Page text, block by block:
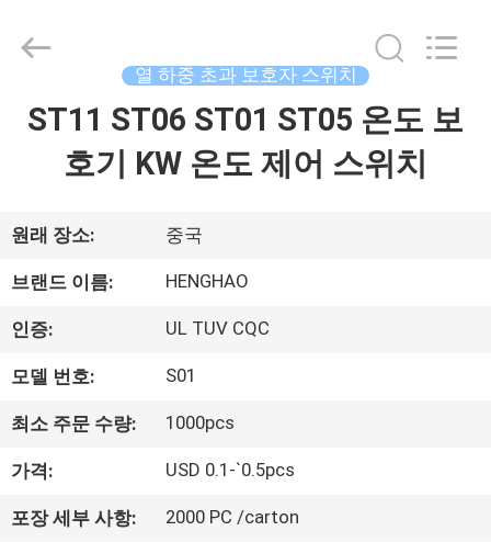
홈
품
소
개
쇼
회
2026
Electric
열 하중 초과 보호자 스위치
ST11 ST06 ST01 ST05 온도 보
호기 KW 온도 제어 스위치
원래 장소: 중국
브랜드 이름: HENGHAO
인증: UL TUV CQC
모델 번호: S01
최소 주문 수량: 1000pcs
가격: USD 0.1-`0.5pcs
포장 세부 사항: 2000 PC /carton